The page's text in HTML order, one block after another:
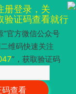
册登录，关
验证码查看就行
”官方微信公众号
维码快速关注
”，获取验证码